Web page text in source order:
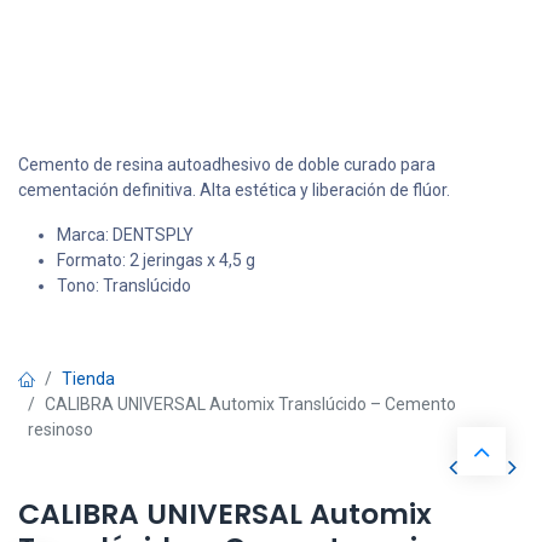
Cemento de resina autoadhesivo de doble curado para
cementación definitiva. Alta estética y liberación de flúor.
Marca: DENTSPLY
Formato: 2 jeringas x 4,5 g
Tono: Translúcido
Tienda
CALIBRA UNIVERSAL Automix Translúcido – Cemento
resinoso
CALIBRA UNIVERSAL Automix